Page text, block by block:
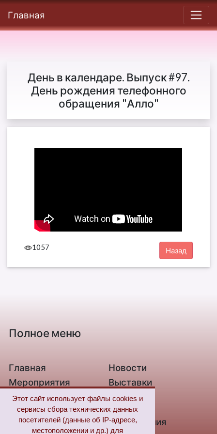
Главная
День в календаре. Выпуск #97.
День рождения телефонного
обращения "Алло"
1057
Этот сайт использует файлы cookies и
сервисы сбора технических данных
посетителей (данные об IP-адресе,
местоположении и др.) для
Полное меню
Главная
Новости
Мероприятия
Выставки
О библиотеке
Контакты
Связь с нами
Новые
поступления